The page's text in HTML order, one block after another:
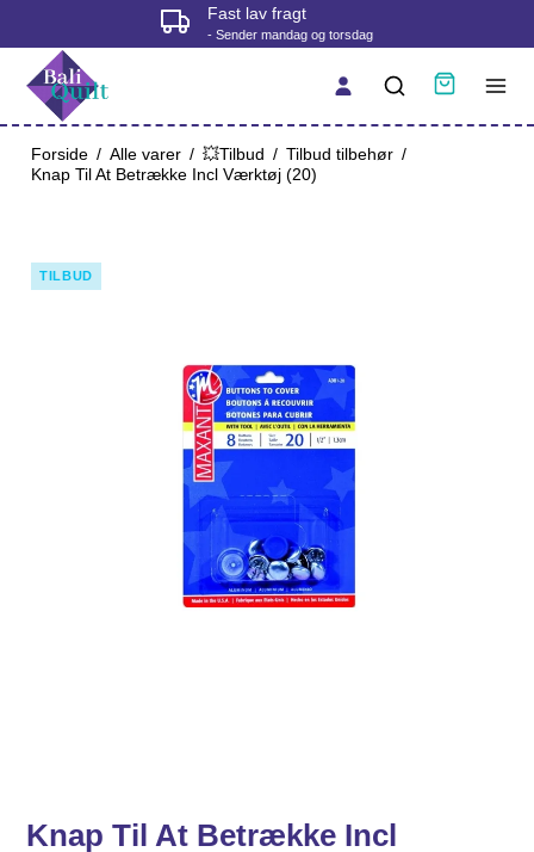
Fast lav fragt
- Sender mandag og torsdag
Forside / Alle varer / 💥Tilbud / Tilbud tilbehør /
Knap Til At Betrække Incl Værktøj (20)
TILBUD
Knap Til At Betrække Incl